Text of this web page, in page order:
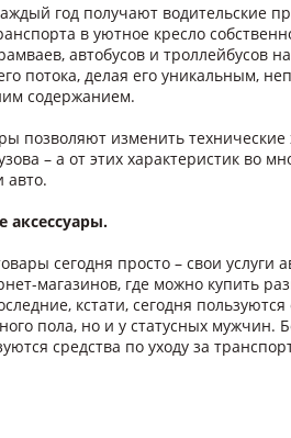
год получают водительские
в уютное кресло
автобусов и троллейбусов
потока, делая его уникальным,
содержанием.
позволяют изменить
– а от этих характеристик во
авто.
аксессуары.
сегодня просто – свои услуги
магазинов, где можно купить
кстати, сегодня
пола, но и у статусных мужчин.
средства по уходу за